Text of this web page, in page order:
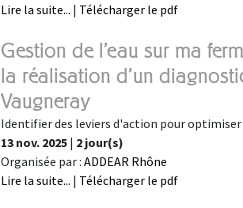
Lire la suite... | Télécharger le pdf
Gestion de l'eau sur ma
la réalisation d'un
Vaugneray
Identifier des leviers d'action pour
13 nov. 2025 | 2 jour(s)
Organisée par : ADDEAR Rhône
Lire la suite... | Télécharger le pdf